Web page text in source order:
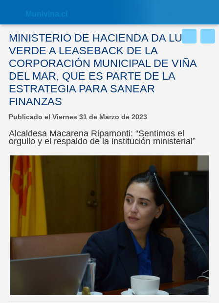
web
incluye
sistema
accesibilidad.
Munivina.cl
MINISTERIO DE HACIENDA DA LUZ
VERDE A LEASEBACK DE LA
CORPORACIÓN MUNICIPAL DE VIÑA
DEL MAR, QUE ES PARTE DE LA
ESTRATEGIA PARA SANEAR
FINANZAS
Publicado el Viernes 31 de Marzo de 2023
Alcaldesa Macarena Ripamonti: “Sentimos el
orgullo y el respaldo de la institución ministerial”